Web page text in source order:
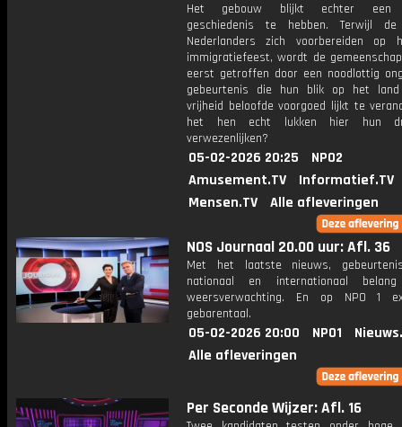
Het gebouw blijkt echter een
geschiedenis te hebben. Terwijl de
Nederlanders zich voorbereiden op
immigratiefeest, wordt de
eerst getroffen door een noodlottig
gebeurtenis die hun blik op het
vrijheid beloofde voorgoed lijkt te
het hen echt lukken hier hun
verwezenlijken?
05-02-2026 20:25
NPO2
Amusement.TV
Informatief.TV
Mensen.TV
Alle afleveringen
NOS Journaal 20.00 uur: Afl. 36
Met het laatste nieuws,
nationaal en internationaal
weersverwachting. En op NPO 1
gebarentaal.
05-02-2026 20:00 NPO1
Alle afleveringen
Per Seconde Wijzer: Afl. 16